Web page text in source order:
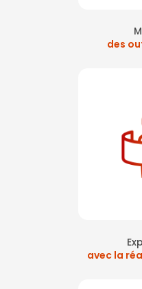
des
avec la